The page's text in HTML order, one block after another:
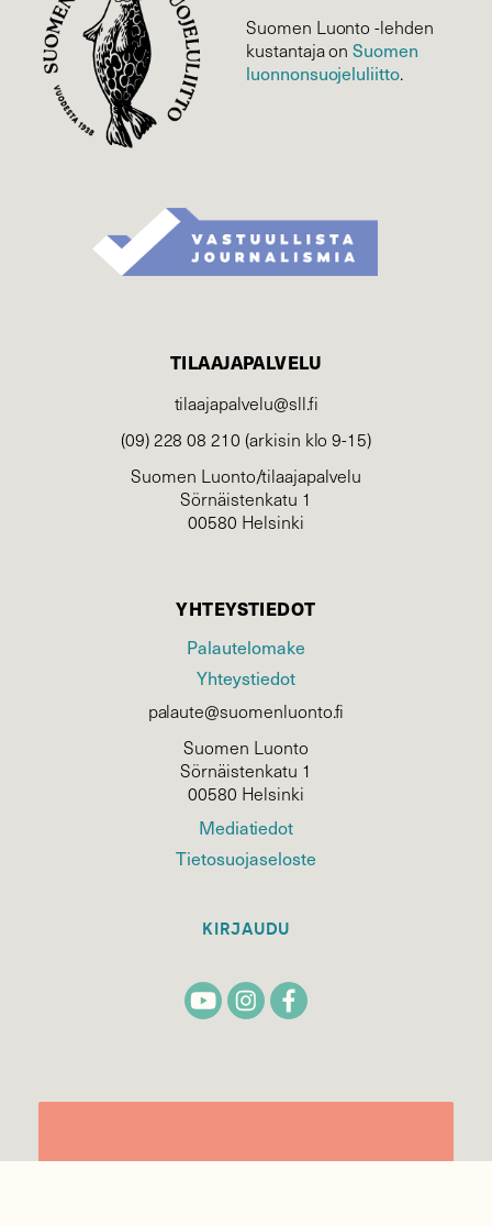
Suomen Luonto -lehden
kustantaja onSuomen
luonnonsuojelu­liitto.
TILAAJAPALVELU
tilaajapalvelu@sll.fi
(09) 228 08 210 (arkisin klo 9-15)
Suomen Luonto/tilaajapalvelu
Sörnäistenkatu 1
00580 Helsinki
YHTEYSTIEDOT
Palautelomake
Yhteystiedot
palaute@suomenluonto.fi
Suomen Luonto
Sörnäistenkatu 1
00580 Helsinki
Mediatiedot
Tietosuojaseloste
KIRJAUDU
TILAASUOMEN